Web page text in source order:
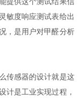
敏度响应测试表给出
，是用户对甲醛分析
感器的设计就是这
计是工业实现过程，